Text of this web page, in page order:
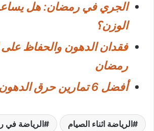
الجري في رمضان: هل
الوزن؟
فقدان الدهون والحفاظ
رمضان
أفضل 6 تمارين حرق الدهون في رمضان
الرياضة اثناء الصيام الرياضة في